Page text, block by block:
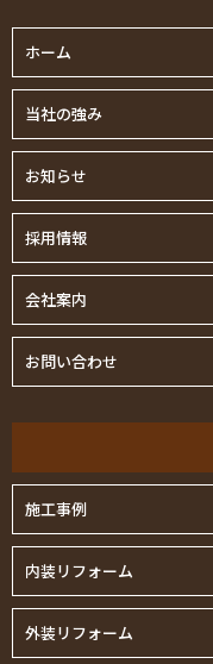
ホーム
当社の強み
お知らせ
採用情報
会社案内
お問い合わせ
施工事例
内装リフォーム
外装リフォーム